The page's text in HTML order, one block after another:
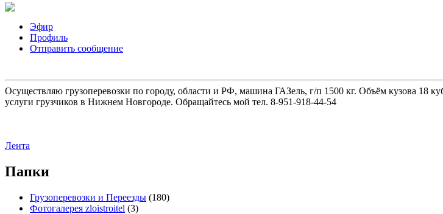
Эфир
Профиль
Отправить сообщение
Осуществляю грузоперевозки по городу, области и РФ, машина ГАЗель, г/п 1500 кг. Объём кузова 18
услуги грузчиков в Нижнем Новгороде. Обращайтесь мой тел. 8-951-918-44-54
Лента
Папки
Грузоперевозки и Переезды (180)
Фотогалерея zloistroitel (3)